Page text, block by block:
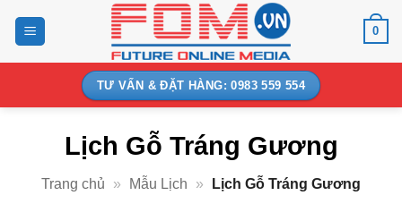
0
TƯ VẤN & ĐẶT HÀNG: 0983 559 554
Lịch Gỗ Tráng Gương
Trang chủ » Mẫu Lịch » Lịch Gỗ Tráng Gương